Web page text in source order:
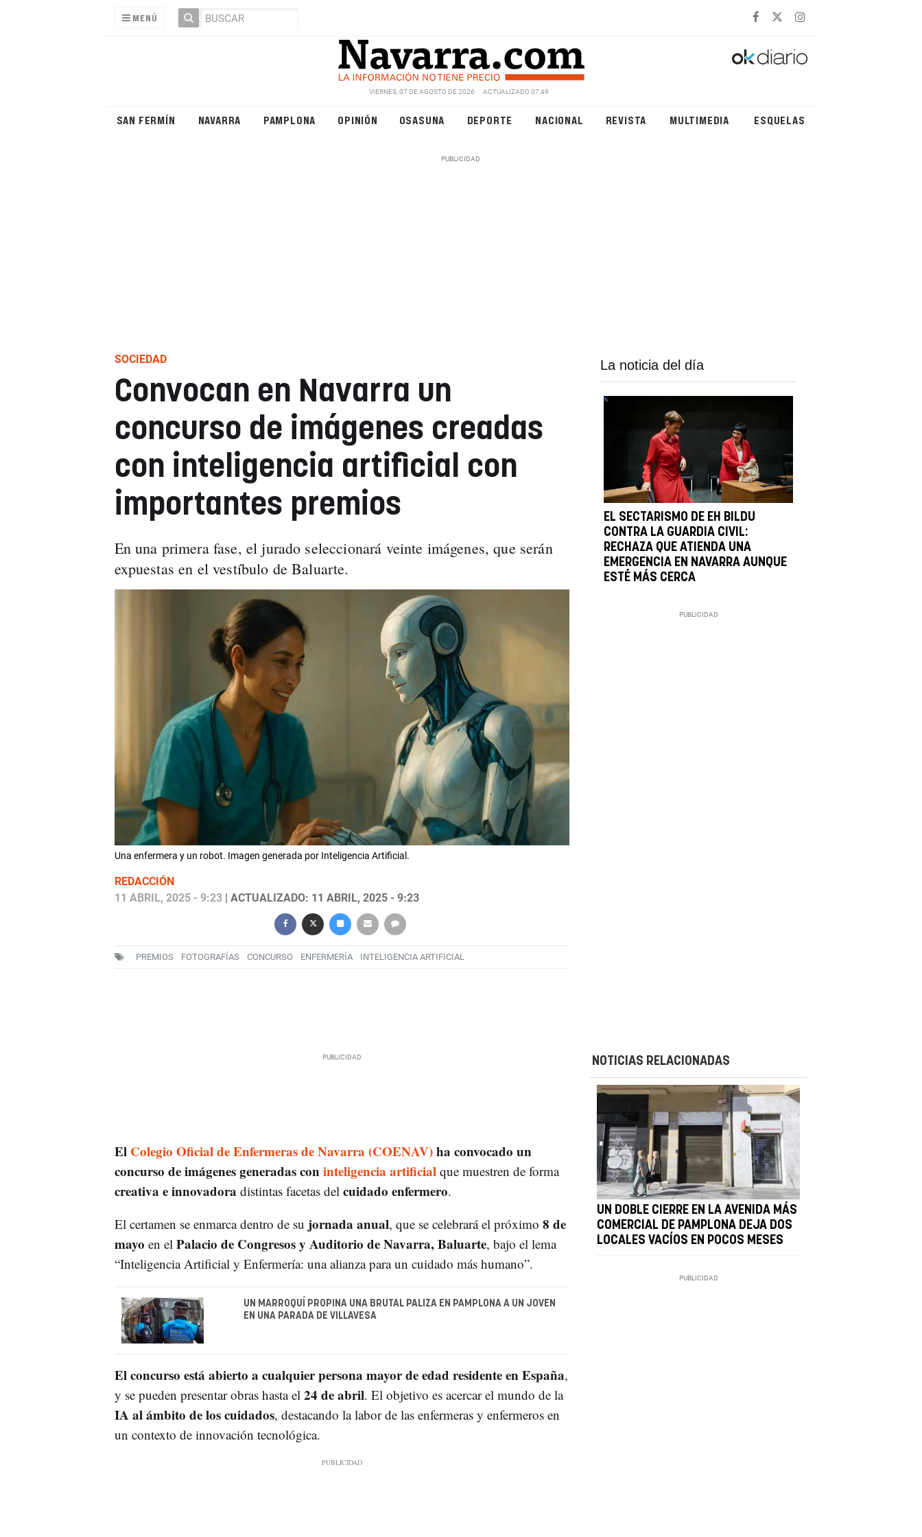
MENÚ
VIERNES, 07 DE AGOSTO DE 2026 ACTUALIZADO 07:49
SAN FERMÍN NAVARRA PAMPLONA OPINIÓN OSASUNA DEPORTE NACIONAL REVISTA MULTIMEDIA ESQUELAS
SOCIEDAD
Convocan en Navarra un
concurso de imágenes creadas
con inteligencia artificial con
importantes premios
En una primera fase, el jurado seleccionará veinte imágenes, que serán
expuestas en el vestíbulo de Baluarte.
Una enfermera y un robot. Imagen generada por Inteligencia Artificial.
REDACCIÓN
11 ABRIL, 2025 - 9:23| ACTUALIZADO: 11 ABRIL, 2025 - 9:23
PREMIOS FOTOGRAFÍAS CONCURSO ENFERMERÍA INTELIGENCIA ARTIFICIAL
La noticia del día
EL SECTARISMO DE EH BILDU
CONTRA LA GUARDIA CIVIL:
RECHAZA QUE ATIENDA UNA
EMERGENCIA EN NAVARRA AUNQUE
ESTÉ MÁS CERCA
El Colegio Oficial de Enfermeras de Navarra (COENAV)ha convocado un
concurso de imágenes generadas coninteligencia artificial que muestren de forma
creativa e innovadora distintas facetas del cuidado enfermero.
El certamen se enmarca dentro de su jornada anual, que se celebrará el próximo 8 de
mayo en el Palacio de Congresos y Auditorio de Navarra, Baluarte, bajo el lema
“Inteligencia Artificial y Enfermería: una alianza para un cuidado más humano”.
UN MARROQUÍ PROPINA UNA BRUTAL PALIZA EN PAMPLONA A UN JOVEN
EN UNA PARADA DE VILLAVESA
El concurso está abierto a cualquier persona mayor de edad residente en España,
y se pueden presentar obras hasta el 24 de abril. El objetivo es acercar el mundo de la
IA al ámbito de los cuidados, destacando la labor de las enfermeras y enfermeros en
un contexto de innovación tecnológica.
NOTICIAS RELACIONADAS
UN DOBLE CIERRE EN LA AVENIDA MÁS
COMERCIAL DE PAMPLONA DEJA DOS
LOCALES VACÍOS EN POCOS MESES